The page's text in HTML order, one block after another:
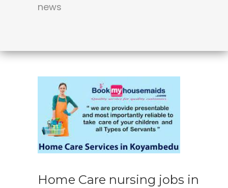
news
Home Care nursing jobs in